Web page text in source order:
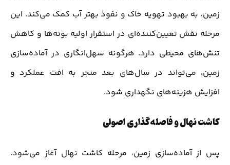
زمین، به بهبود تهویه خاک و نفوذ بهتر آب کمک می‌کند. این
مرحله نقش تعیین‌کننده‌ای در استقرار اولیه بوته‌ها و کاهش
تنش‌های محیطی دارد. هرگونه سهل‌انگاری در آماده‌سازی
زمین، می‌تواند در سال‌های بعد منجر به افت عملکرد و
افزایش هزینه‌های نگهداری شود.
کاشت نهال و فاصله‌گذاری اصولی
پس از آماده‌سازی زمین، مرحله کاشت نهال آغاز می‌شود.